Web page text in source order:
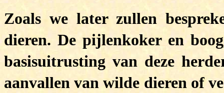
Zoals we later zullen
dieren. De pijlenkoker en
basisuitrusting van deze
aanvallen van wilde dieren of